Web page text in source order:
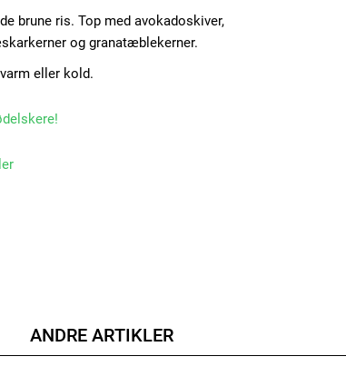
brune ris. Top med avokadoskiver,
og granatæblekerner.
eller kold.
ANDRE ARTIKLER